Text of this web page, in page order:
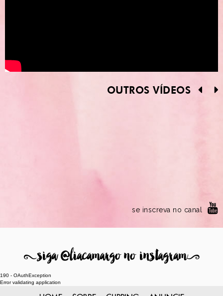
OUTROS VÍDEOS
se inscreva no canal
8siga @liacamargo no instagram9
190 - OAuthException
Error validating application